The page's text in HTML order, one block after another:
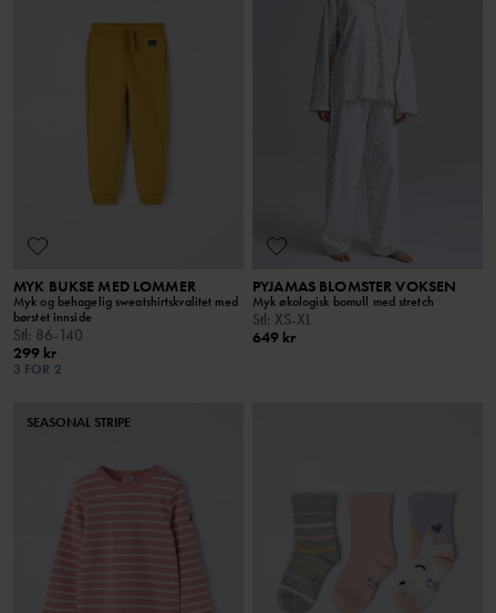
MYK BUKSE MED LOMMER
Myk og behagelig sweatshirtskvalitet med
børstet innside
Stl: 86-140
299 kr
3 FOR 2
PYJAMAS BLOMSTER VOKSEN
Myk økologisk bomull med stretch
Stl: XS-XL
649 kr
SEASONAL STRIPE